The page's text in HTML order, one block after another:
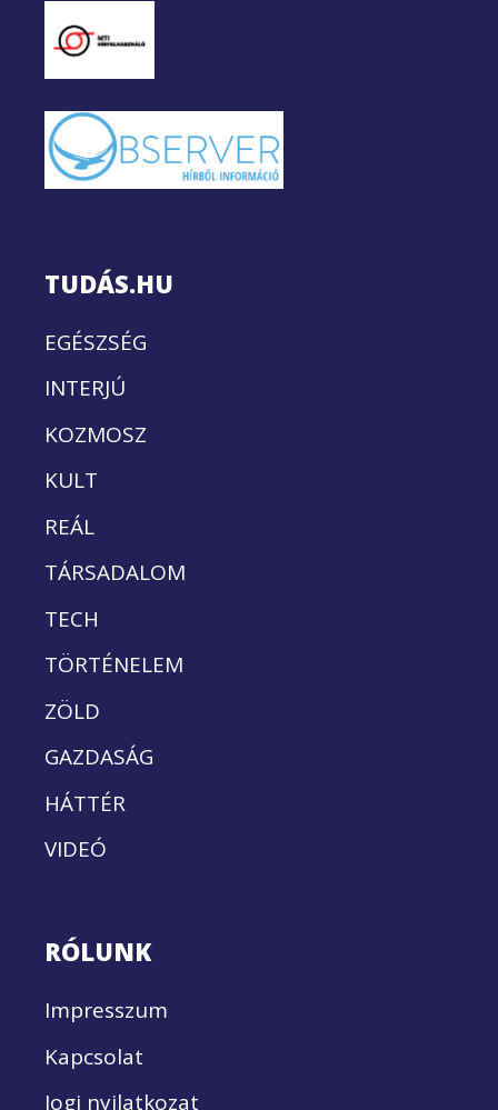
TUDÁS.HU
EGÉSZSÉG
INTERJÚ
KOZMOSZ
KULT
REÁL
TÁRSADALOM
TECH
TÖRTÉNELEM
ZÖLD
GAZDASÁG
HÁTTÉR
VIDEÓ
RÓLUNK
Impresszum
Kapcsolat
Jogi nyilatkozat